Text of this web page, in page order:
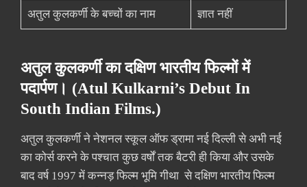
अतुल कुलकर्णी के बच्चों का नाम ज्ञात नहीं
अतुल कुलकर्णी का दक्षिण भारतीय फिल्मों में
पदार्पण। (Atul Kulkarni’s Debut In
South Indian Films.)
अतुल कुलकर्णी ने नेशनल स्कूल ऑफ ड्रामा नई दिल्ली से अभी नई
का कोर्स करने के पश्चात कुछ वर्षों तक बैटरी ही किया और उसके
बाद वर्ष 1997 में कन्नड़ फिल्म भूमि गीथा से दक्षिण भारतीय फिल्म